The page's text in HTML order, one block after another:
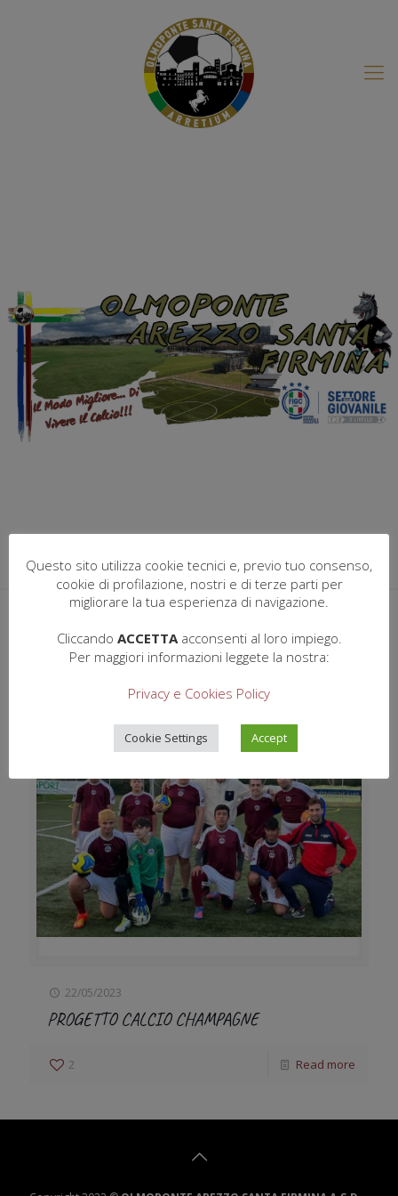
Categories Tags Authors Show all
22/05/2023
PROGETTO CALCIO CHAMPAGNE
2 Read more
Questo sito utilizza cookie tecnici e, previo tuo consenso,
cookie di profilazione, nostri e di terze parti per
migliorare la tua esperienza di navigazione.
Cliccando ACCETTAacconsenti al loro impiego.
Per maggiori informazioni leggete la nostra:
Privacy e Cookies Policy
Cookie Settings Accept